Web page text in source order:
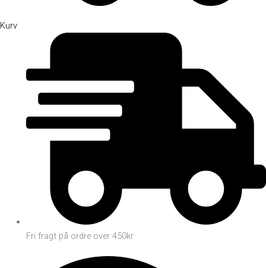
Kurv
Fri fragt på ordre over 450kr